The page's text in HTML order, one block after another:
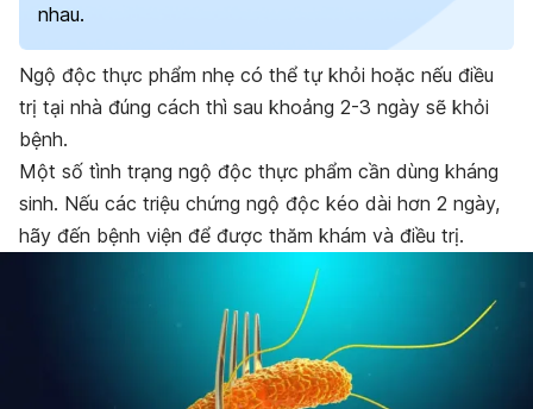
nhau.
Ngộ độc thực phẩm nhẹ có thể tự khỏi hoặc nếu điều
trị tại nhà đúng cách thì sau khoảng 2-3 ngày sẽ khỏi
bệnh.
Một số tình trạng ngộ độc thực phẩm cần dùng kháng
sinh. Nếu các triệu chứng ngộ độc kéo dài hơn 2 ngày,
hãy đến bệnh viện để được thăm khám và điều trị.